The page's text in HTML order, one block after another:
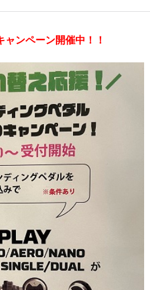
ャンペーン開催中！！